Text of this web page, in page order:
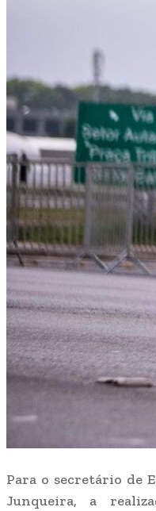
Para o secretário de
Junqueira, a